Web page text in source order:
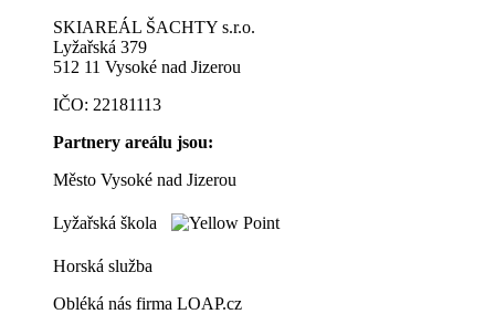
SKIAREÁL ŠACHTY s.r.o.
Lyžařská 379
512 11 Vysoké nad Jizerou
IČO: 22181113
Partnery areálu jsou:
Město Vysoké nad Jizerou
Lyžařská škola
Horská služba
Obléká nás firma LOAP.cz